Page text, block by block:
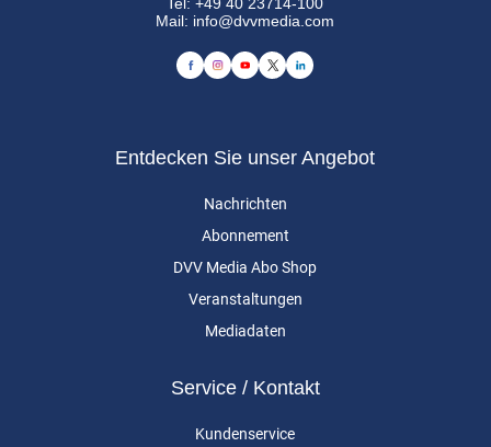
Mail: info@dvvmedia.com
Entdecken Sie unser Angebot
Nachrichten
Abonnement
DVV Media Abo Shop
Veranstaltungen
Mediadaten
Service / Kontakt
Kundenservice